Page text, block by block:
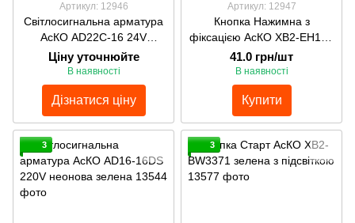
Артикул: 12946
Світлосигнальна арматура
АсКО AD22C-16 24V
світлодіодна червона
металев. корпус АС
Ціну уточнюйте
В наявності
Дізнатися ціну
Артикул: 12947
Кнопка Нажимна з
фіксацією АсКО ХВ2-ЕН135
зелена
41.0 грн/шт
В наявності
Купити
3 3